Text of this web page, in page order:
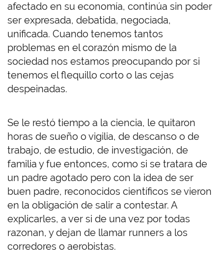
afectado en su economía, continúa sin poder
ser expresada, debatida, negociada,
unificada. Cuando tenemos tantos
problemas en el corazón mismo de la
sociedad nos estamos preocupando por si
tenemos el flequillo corto o las cejas
despeinadas.
Se le restó tiempo a la ciencia, le quitaron
horas de sueño o vigilia, de descanso o de
trabajo, de estudio, de investigación, de
familia y fue entonces, como si se tratara de
un padre agotado pero con la idea de ser
buen padre, reconocidos científicos se vieron
en la obligación de salir a contestar. A
explicarles, a ver si de una vez por todas
razonan, y dejan de llamar runners a los
corredores o aerobistas.